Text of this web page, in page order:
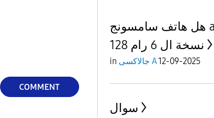
COMMENT
هل هاتف سامسونج a23 4g
نسخة ال 6 رام 128
in جالاكسى A12-09-2025
سوال